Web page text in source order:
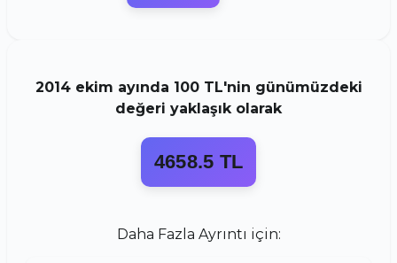
2014 ekim ayında 100 TL'nin günümüzdeki
değeri yaklaşık olarak
4658.5 TL
Daha Fazla Ayrıntı için: